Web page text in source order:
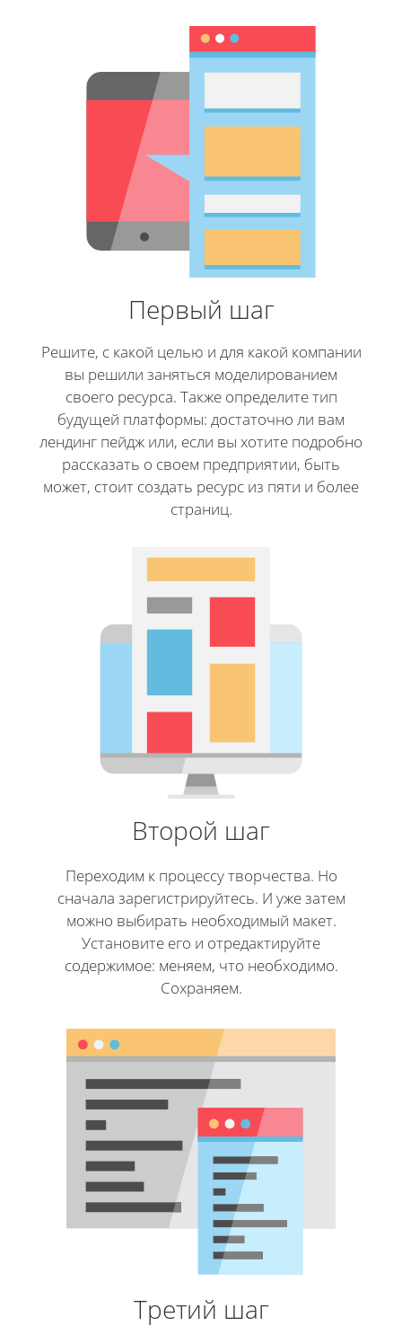
Первый шаг
Решите, с какой целью и для какой компании
вы решили заняться моделированием
своего ресурса. Также определите тип
будущей платформы: достаточно ли вам
лендинг пейдж или, если вы хотите подробно
рассказать о своем предприятии, быть
может, стоит создать ресурс из пяти и более
страниц.
Второй шаг
Переходим к процессу творчества. Но
сначала зарегистрируйтесь. И уже затем
можно выбирать необходимый макет.
Установите его и отредактируйте
содержимое: меняем, что необходимо.
Сохраняем.
Третий шаг